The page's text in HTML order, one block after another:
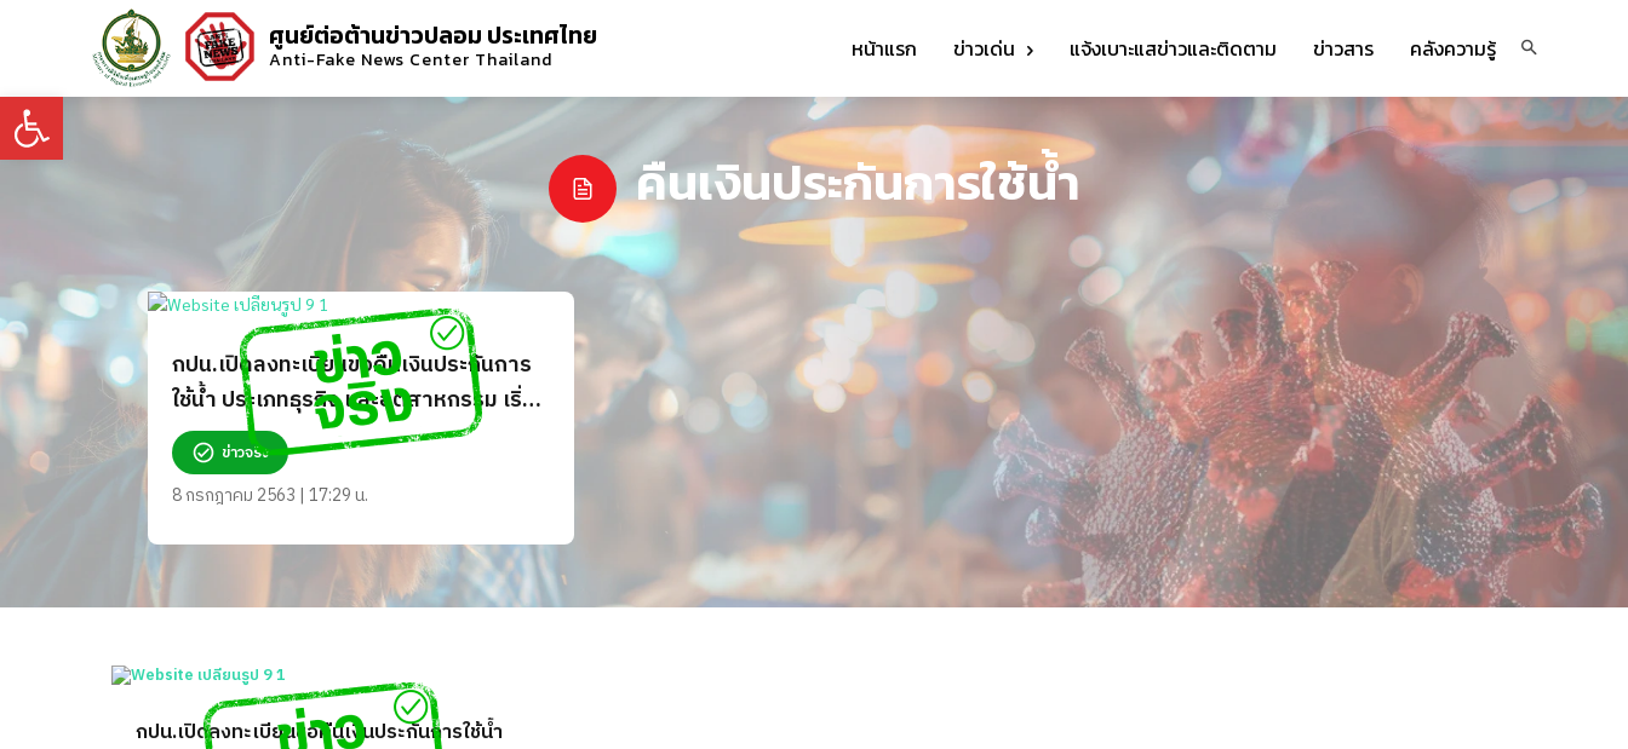
Open toolbar
ศูนย์ต่อต้านข่าวปลอม ประเทศไทย
Anti-Fake News Center Thailand หน้าแรก ข่าวเด่น แจ้งเบาะแสข่าวและติดตาม ข่าวสาร คลังความรู้
คืนเงินประกันการใช้น้ำ
กปน.เปิดลงทะเบียนขอคืนเงินประกันการ
ใช้น้ำ ประเภทธุรกิจ และอุตสาหกรรม เริ่ม
คืน 20 ก.ค. 63
ข่าวจริง
8 กรกฎาคม 2563 | 17:29 น.
กปน.เปิดลงทะเบียนขอคืนเงินประกันการใช้น้ำ